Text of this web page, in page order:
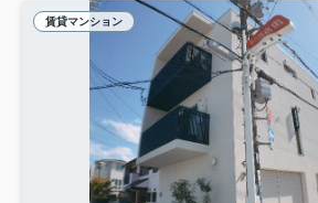
賃貸マンション